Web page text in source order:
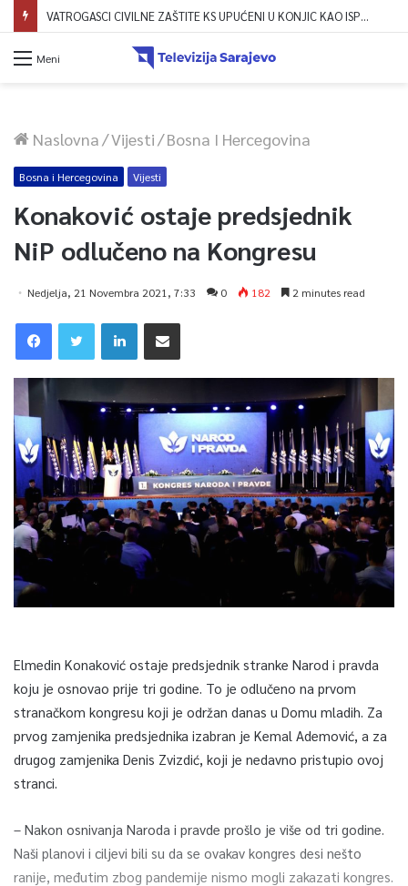
VATROGASCI CIVILNE ZAŠTITE KS UPUĆENI U KONJIC KAO ISPOMOĆ U GAŠENJU POŽARA
Meni
Naslovna/Vijesti/Bosna I Hercegovina
Bosna i Hercegovina Vijesti
Konaković ostaje predsjednik
NiP odlučeno na Kongresu
Nedjelja, 21 Novembra 2021, 7:33 0 182 2 minutes read
Elmedin Konaković ostaje predsjednik stranke Narod i pravda
koju je osnovao prije tri godine. To je odlučeno na prvom
stranačkom kongresu koji je održan danas u Domu mladih. Za
prvog zamjenika predsjednika izabran je Kemal Ademović, a za
drugog zamjenika Denis Zvizdić, koji je nedavno pristupio ovoj
stranci.
– Nakon osnivanja Naroda i pravde prošlo je više od tri godine.
Naši planovi i ciljevi bili su da se ovakav kongres desi nešto
ranije, međutim zbog pandemije nismo mogli zakazati kongres.